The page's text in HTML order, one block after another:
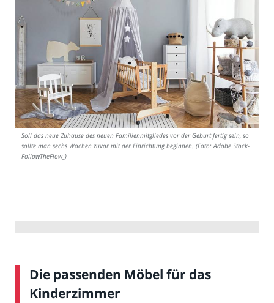
Soll das neue Zuhause des neuen Familienmitgliedes vor der Geburt fertig sein, so
sollte man sechs Wochen zuvor mit der Einrichtung beginnen. (Foto: Adobe Stock-
FollowTheFlow_)
Die passenden Möbel für das
Kinderzimmer